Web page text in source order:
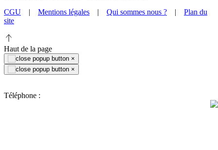
CGU | Mentions légales | Qui sommes nous ? | Plan du
site
Haut de la page
×
×
Téléphone :